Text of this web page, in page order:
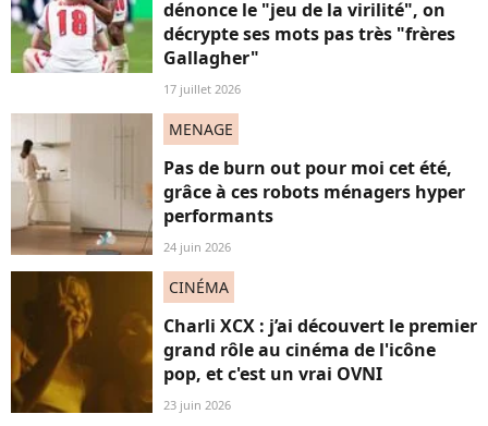
dénonce le "jeu de la virilité", on
décrypte ses mots pas très "frères
Gallagher"
17 juillet 2026
MENAGE
Pas de burn out pour moi cet été,
grâce à ces robots ménagers hyper
performants
24 juin 2026
CINÉMA
Charli XCX : j’ai découvert le premier
grand rôle au cinéma de l'icône
pop, et c'est un vrai OVNI
23 juin 2026